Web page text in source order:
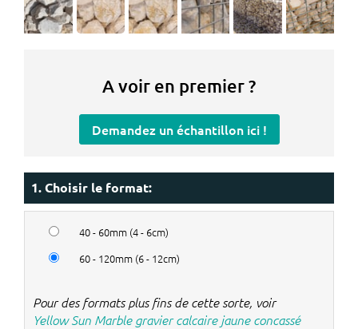
A voir en premier ?
Demandez un échantillon ici !
1. Choisir le format:
40 - 60mm (4 - 6cm)
60 - 120mm (6 - 12cm)
Pour des formats plus fins de cette sorte, voir
Yellow Sun Marble gravier calcaire jaune concassé